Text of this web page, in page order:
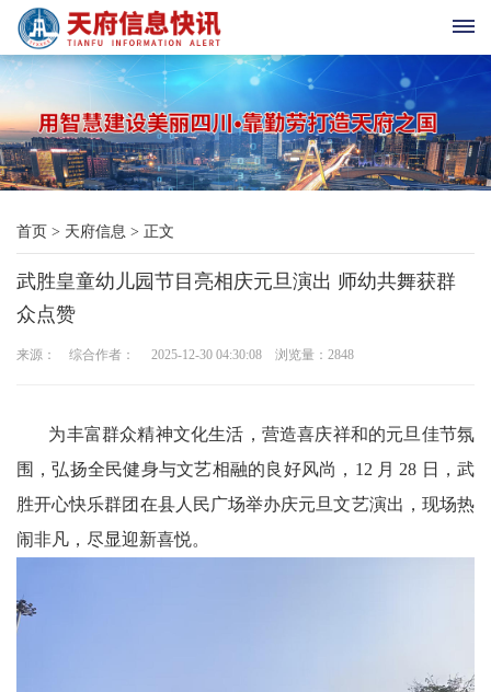
首
页
天
府
老
天
府
首页 > 天府信息 > 正文
武胜皇童幼儿园节目亮相庆元旦演出 师幼共舞获群
众点赞
来源： 综合作者： 2025-12-30 04:30:08 浏览量： 2848
为丰富群众精神文化生活，营造喜庆祥和的元旦佳节氛
围，弘扬全民健身与文艺相融的良好风尚，12 月 28 日，武
胜开心快乐群团在县人民广场举办庆元旦文艺演出，现场热
闹非凡，尽显迎新喜悦。